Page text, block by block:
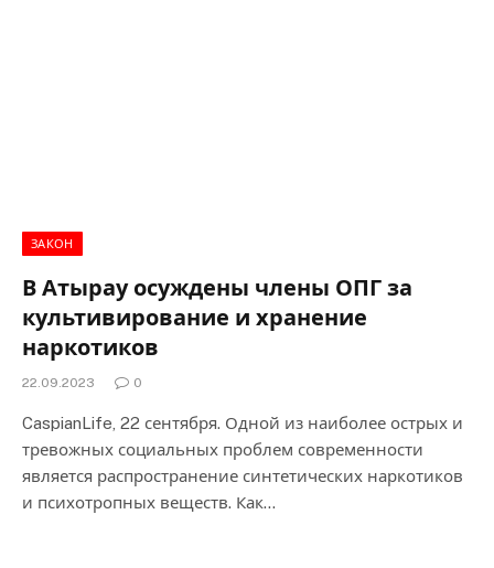
ЗАКОН
В Атырау осуждены члены ОПГ за
культивирование и хранение
наркотиков
22.09.2023 0
CaspianLife, 22 сентября. Одной из наиболее острых и
тревожных социальных проблем современности
является распространение синтетических наркотиков
и психотропных веществ. Как…